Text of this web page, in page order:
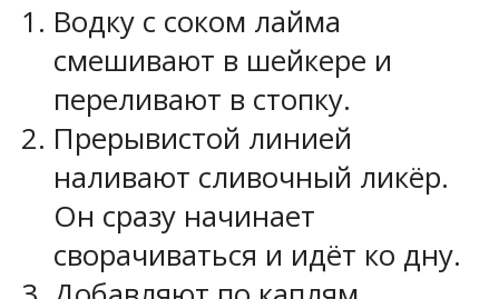
Водку с соком лайма
смешивают в шейкере и
переливают в стопку.
Прерывистой линией
наливают сливочный ликёр.
Он сразу начинает
сворачиваться и идёт ко дну.